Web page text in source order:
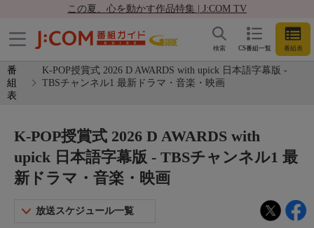
この夏、心を動かす作品特集 | J:COM TV
CS番組一覧 番組表
検索
番
組
表
K-POP授賞式 2026 D AWARDS with upick 日本語字幕版 -
TBSチャンネル1 最新ドラマ・音楽・映画
K-POP授賞式 2026 D AWARDS with
upick 日本語字幕版 - TBSチャンネル1 最
新ドラマ・音楽・映画
放送スケジュール一覧